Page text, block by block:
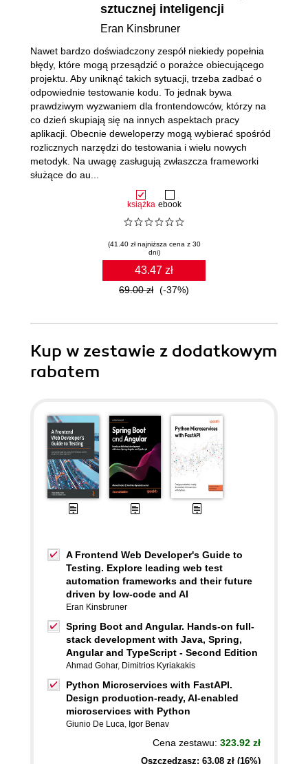
sztucznej inteligencji
Eran Kinsbruner
książka ebook
(41.40 zł najniższa cena z 30
dni)
43.47 zł
69.00 zł (-37%)
Nawet bardzo doświadczony zespół niekiedy popełnia
błędy, które mogą przesądzić o porażce obiecującego
projektu. Aby uniknąć takich sytuacji, trzeba zadbać o
odpowiednie testowanie kodu. To jednak bywa
prawdziwym wyzwaniem dla frontendowców, którzy na
co dzień skupiają się na innych aspektach pracy
aplikacji. Obecnie deweloperzy mogą wybierać spośród
rozlicznych narzędzi do testowania i wielu nowych
metodyk. Na uwagę zasługują zwłaszcza frameworki
służące do au...
Kup w zestawie z dodatkowym
rabatem
A Frontend Web Developer's Guide to
Testing. Explore leading web test
automation frameworks and their future
driven by low-code and AI
Eran Kinsbruner
Spring Boot and Angular. Hands-on full-
stack development with Java, Spring,
Angular and TypeScript - Second Edition
Ahmad Gohar, Dimitrios Kyriakakis
Python Microservices with FastAPI.
Design production-ready, AI-enabled
microservices with Python
Giunio De Luca, Igor Benav
Cena zestawu: 323.92 zł
Oszczędzasz: 63,08 zł (16%)